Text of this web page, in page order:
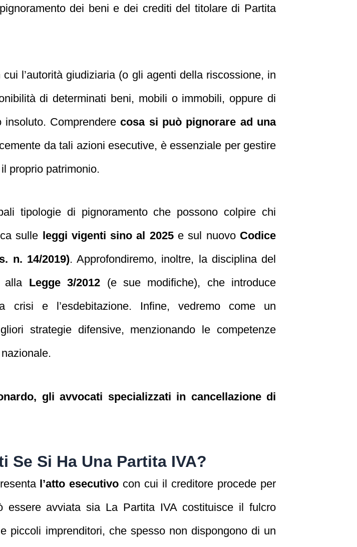
dei beni e dei crediti del titolare di Partita
l’autorità giudiziaria (o gli agenti della riscossione, in
di determinati beni, mobili o immobili, oppure di
insoluto. Comprenderecosa si può pignorare ad una
da tali azioni esecutive, è essenziale per gestire
proprio patrimonio.
tipologie di pignoramento che possono colpire chi
sulle
leggi vigenti sino al 2025e sul nuovo Codice
n. 14/2019). Approfondiremo, inoltre, la disciplina del
alla Legge 3/2012 (e sue modifiche), che introduce
crisi e l’esdebitazione. Infine, vedremo come un
strategie difensive, menzionando le competenze
gli avvocati specializzati in cancellazione di
Si Ha Una Partita IVA?
l’atto esecutivo con cui il creditore procede per
essere avviata sia La Partita IVA costituisce il fulcro
piccoli imprenditori, che spesso non dispongono di un